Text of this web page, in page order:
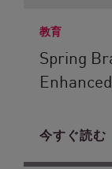
教育
Spring
今すぐ読む